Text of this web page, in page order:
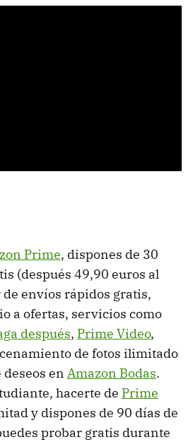
Prime, dispones de 30
(después 49,90 euros al
envíos rápidos gratis,
a ofertas, servicios como
después, Prime Video,
de fotos ilimitado
en Amazon Bodas.
hacerte de Prime
y dispones de 90 días de
probar gratis durante